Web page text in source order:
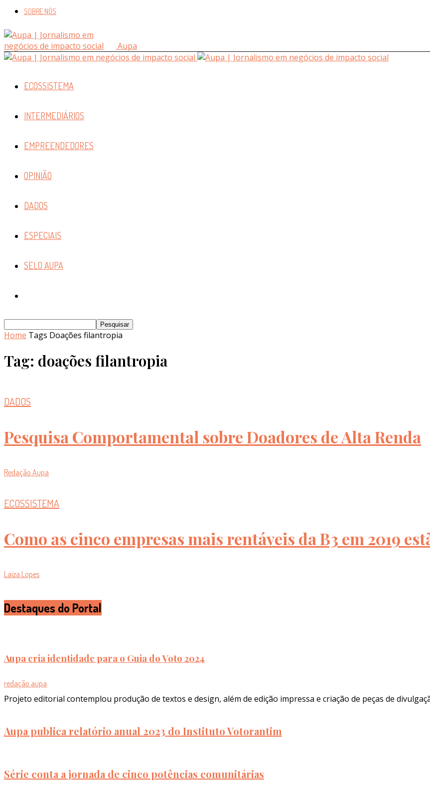
SOBRE NÓS
Aupa
ECOSSISTEMA
INTERMEDIÁRIOS
EMPREENDEDORES
OPINIÃO
DADOS
ESPECIAIS
SELO AUPA
Home Tags Doações filantropia
Tag: doações filantropia
DADOS
Pesquisa Comportamental sobre Doadores de Alta Renda
Redação Aupa
ECOSSISTEMA
Como as cinco empresas mais rentáveis da B3 em 2019
Laiza Lopes
Destaques do Portal
Aupa cria identidade para o Guia do Voto 2024
redação aupa
Projeto editorial contemplou produção de textos e design, além de edição impressa e criação de peças de
Aupa publica relatório anual 2023 do Instituto Votorantim
Série conta a jornada de cinco potências comunitárias